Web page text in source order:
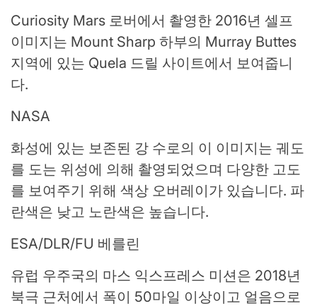
Curiosity Mars 로버에서 촬영한 2016년 셀프
이미지는 Mount Sharp 하부의 Murray Buttes
지역에 있는 Quela 드릴 사이트에서 보여줍니
다.
NASA
화성에 있는 보존된 강 수로의 이 이미지는 궤도
를 도는 위성에 의해 촬영되었으며 다양한 고도
를 보여주기 위해 색상 오버레이가 있습니다. 파
란색은 낮고 노란색은 높습니다.
ESA/DLR/FU 베를린
유럽 ​​우주국의 마스 익스프레스 미션은 2018년
북극 근처에서 폭이 50마일 이상이고 얼음으로